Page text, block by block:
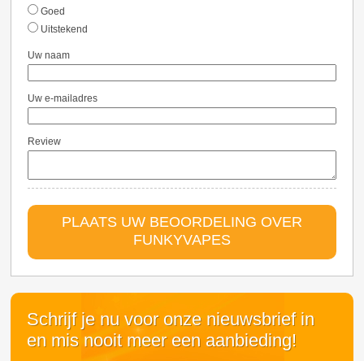
Goed
Uitstekend
Uw naam
Uw e-mailadres
Review
PLAATS UW BEOORDELING OVER
FUNKYVAPES
Schrijf je nu voor onze nieuwsbrief in
en mis nooit meer een aanbieding!